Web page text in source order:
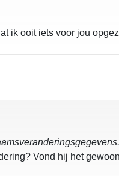
ik ooit iets voor jou
Vond hij het